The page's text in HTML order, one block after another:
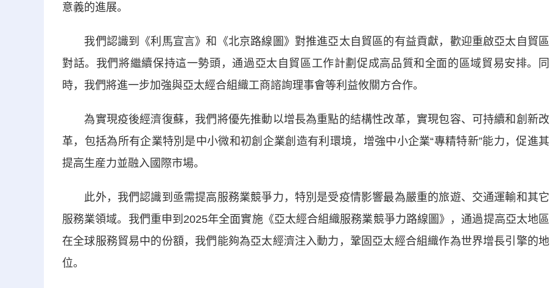
意義的進展。
我們認識到《利馬宣言》和《北京路線圖》對推進亞太自貿區的有益貢獻，歡迎重啟亞太自貿區
對話。我們將繼續保持這一勢頭，通過亞太自貿區工作計劃促成高品質和全面的區域貿易安排。同
時，我們將進一步加強與亞太經合組織工商諮詢理事會等利益攸關方合作。
為實現疫後經濟復蘇，我們將優先推動以增長為重點的結構性改革，實現包容、可持續和創新改
革，包括為所有企業特別是中小微和初創企業創造有利環境，增強中小企業“專精特新”能力，促進其
提高生産力並融入國際市場。
此外，我們認識到亟需提高服務業競爭力，特別是受疫情影響最為嚴重的旅遊、交通運輸和其它
服務業領域。我們重申到2025年全面實施《亞太經合組織服務業競爭力路線圖》，通過提高亞太地區
在全球服務貿易中的份額，我們能夠為亞太經濟注入動力，鞏固亞太經合組織作為世界增長引擎的地
位。